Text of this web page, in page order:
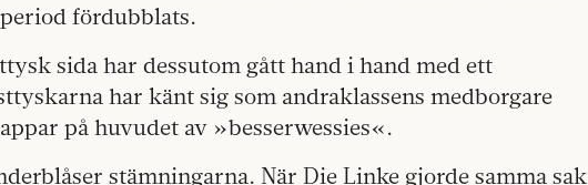
fördubblats.
sida har dessutom gått hand i hand med ett
har känt sig som andraklassens medborgare
på huvudet av »besserwessies«.
stämningarna. När Die Linke gjorde samma sak